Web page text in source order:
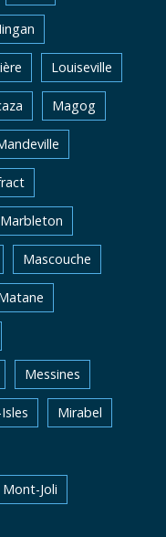
Louiseville
Magog
Marbleton
Mascouche
Messines
Mirabel
Mont-Joli